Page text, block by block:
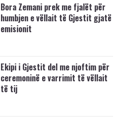
Bora Zemani prek me fjalët për
humbjen e vëllait të Gjestit gjatë
emisionit
Ekipi i Gjestit del me njoftim për
ceremoninë e varrimit të vëllait
të tij